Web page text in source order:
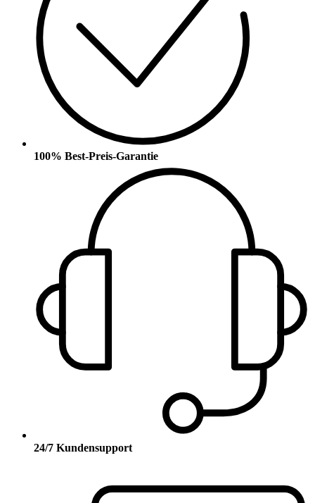
100% Best-Preis-Garantie
24/7 Kundensupport